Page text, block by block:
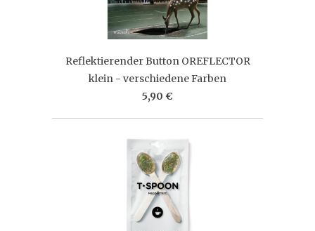
Reflektierender Button OREFLECTOR
klein - verschiedene Farben
5,90 €